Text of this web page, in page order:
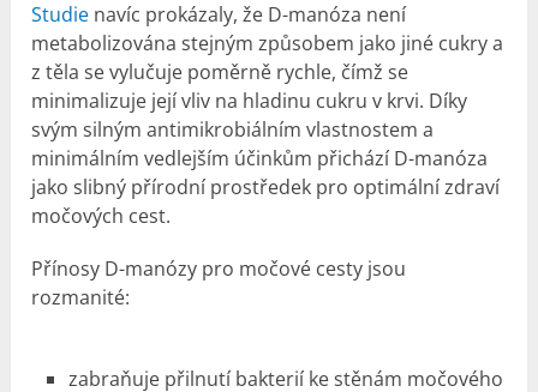
Studie navíc prokázaly, že D-manóza není
metabolizována stejným způsobem jako jiné cukry a
z těla se vylučuje poměrně rychle, čímž se
minimalizuje její vliv na hladinu cukru v krvi. Díky
svým silným antimikrobiálním vlastnostem a
minimálním vedlejším účinkům přichází D-manóza
jako slibný přírodní prostředek pro optimální zdraví
močových cest.
Přínosy D-manózy pro močové cesty jsou
rozmanité:
zabraňuje přilnutí bakterií ke stěnám močového